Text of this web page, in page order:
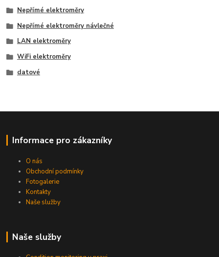
Nepřímé elektroměry
Nepřímé elektroměry návlečné
LAN elektroměry
WiFi elektroměry
datové
Informace pro zákazníky
O nás
Obchodní podmínky
Fotogalerie
Kontakty
Naše služby
Naše služby